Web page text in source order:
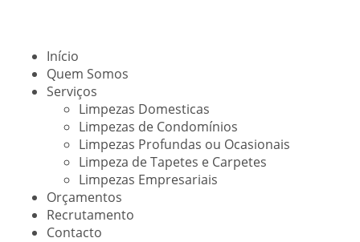
Início
Quem Somos
Serviços
Limpezas Domesticas
Limpezas de Condomínios
Limpezas Profundas ou Ocasionais
Limpeza de Tapetes e Carpetes
Limpezas Empresariais
Orçamentos
Recrutamento
Contacto